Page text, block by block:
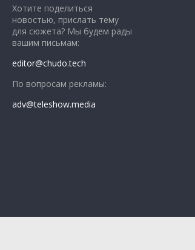
Хотите поделиться
новостью, прислать тему
для сюжета? Мы будем рады
вашим письмам:
editor@chudo.tech
По вопросам рекламы:
adv@teleshow.media